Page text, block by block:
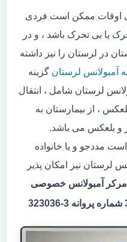
اوقات ممکن است فردی
یا بی تحرک باشد ، و در
در لرستان را نیز داشته
آمبولانس لرستان گزینه
لرستان شامل ، انتقال
، از بیمارستان به
و بلعکس می باشد.
مددجو و یا خانواده
لرستان نیز امکان پذیر
مرکر آمبولانس خصوصی